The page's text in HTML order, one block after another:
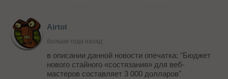
Airtot
больше года назад
в описании данной новости опечатка: "Бюджет
нового стайного «состязания» для веб-
мастеров составляет 3 000 долларов"